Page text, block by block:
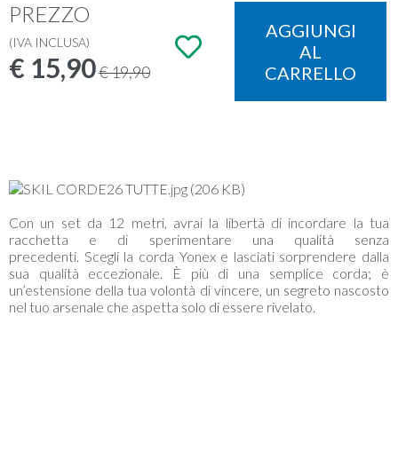
PREZZO
(IVA INCLUSA)
€ 15,90€ 19,90
AGGIUNGI
AL
CARRELLO
Con un set da 12 metri, avrai la libertà di incordare la tua
racchetta e di sperimentare una qualità senza
precedenti. Scegli la corda Yonex e lasciati sorprendere dalla
sua qualità eccezionale. È più di una semplice corda; è
un’estensione della tua volontà di vincere, un segreto nascosto
nel tuo arsenale che aspetta solo di essere rivelato.